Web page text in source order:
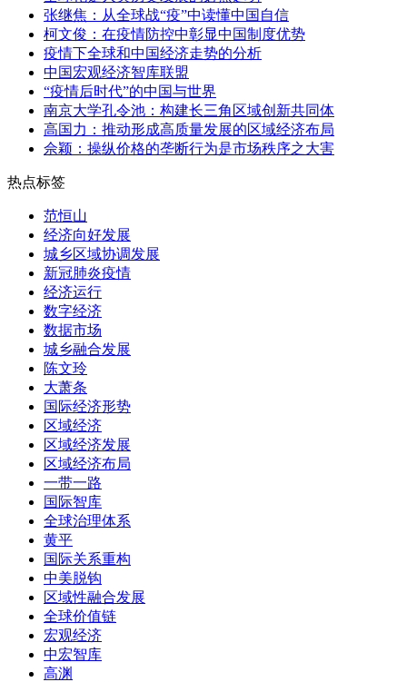
张继焦：从全球战“疫”中读懂中国自信
柯文俊：在疫情防控中彰显中国制度优势
疫情下全球和中国经济走势的分析
中国宏观经济智库联盟
“疫情后时代”的中国与世界
南京大学孔令池：构建长三角区域创新共同体
高国力：推动形成高质量发展的区域经济布局
佘颖：操纵价格的垄断行为是市场秩序之大害
热点标签
范恒山
经济向好发展
城乡区域协调发展
新冠肺炎疫情
经济运行
数字经济
数据市场
城乡融合发展
陈文玲
大萧条
国际经济形势
区域经济
区域经济发展
区域经济布局
一带一路
国际智库
全球治理体系
黄平
国际关系重构
中美脱钩
区域性融合发展
全球价值链
宏观经济
中宏智库
高渊